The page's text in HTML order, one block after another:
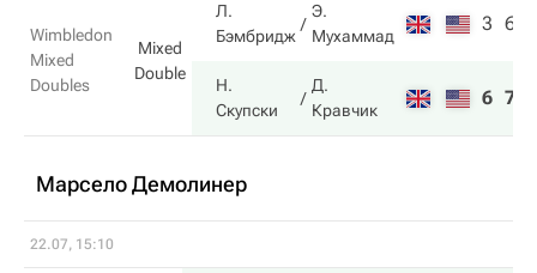
Wimbledon
Mixed
Doubles
Mixed
Double
Л.
Бэмбридж
Э.
Мухаммад
3 6
Н.
Скупски
Д.
Кравчик
6 7
Марсело Демолинер
22.07, 15:10